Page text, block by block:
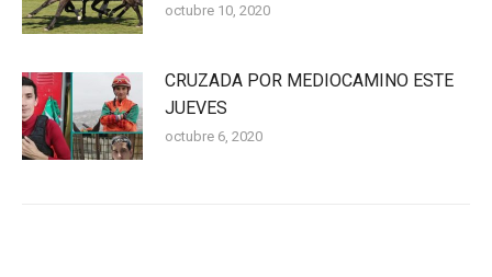
octubre 10, 2020
CRUZADA POR MEDIOCAMINO ESTE
JUEVES
octubre 6, 2020